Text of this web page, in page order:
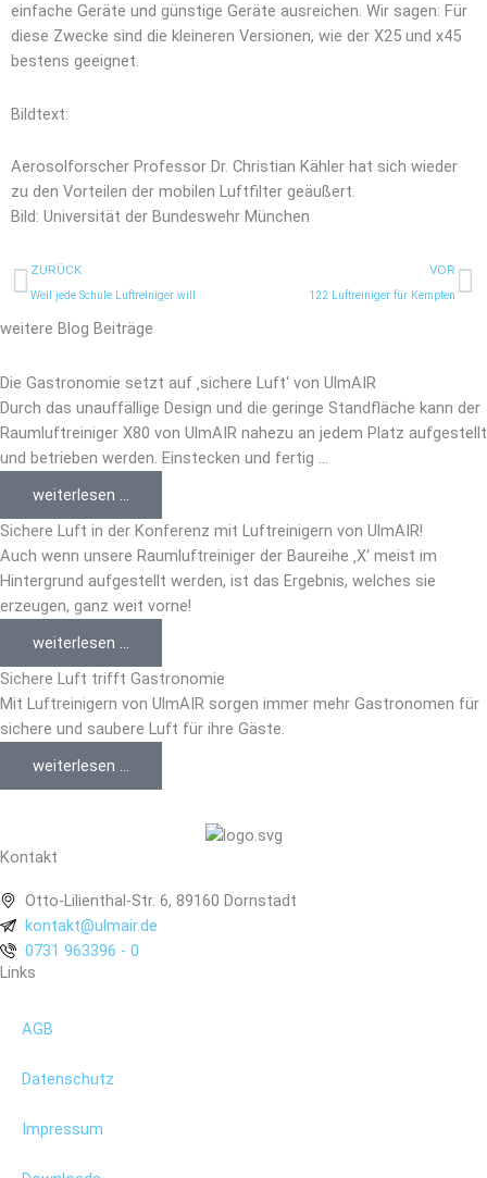
einfache Geräte und günstige Geräte ausreichen. Wir sagen: Für
diese Zwecke sind die kleineren Versionen, wie der X25 und x45
bestens geeignet.
Bildtext:
Aerosolforscher Professor Dr. Christian Kähler hat sich wieder
zu den Vorteilen der mobilen Luftfilter geäußert.
Bild: Universität der Bundeswehr München
Prev
ZURÜCK
Weil jede Schule Luftreiniger will
VOR
122 Luftreiniger für Kempten
weitere Blog Beiträge
Die Gastronomie setzt auf ‚sichere Luft‘ von UlmAIR
Durch das unauffällige Design und die geringe Standfläche kann der
Raumluftreiniger X80 von UlmAIR nahezu an jedem Platz aufgestellt
und betrieben werden. Einstecken und fertig ...
weiterlesen ...
Sichere Luft in der Konferenz mit Luftreinigern von UlmAIR!
Auch wenn unsere Raumluftreiniger der Baureihe ‚X‘ meist im
Hintergrund aufgestellt werden, ist das Ergebnis, welches sie
erzeugen, ganz weit vorne!
weiterlesen ...
Sichere Luft trifft Gastronomie
Mit Luftreinigern von UlmAIR sorgen immer mehr Gastronomen für
sichere und saubere Luft für ihre Gäste.
weiterlesen ...
Kontakt
Otto-Lilienthal-Str. 6, 89160 Dornstadt
kontakt@ulmair.de
0731 963396 - 0
Links
AGB
Datenschutz
Impressum